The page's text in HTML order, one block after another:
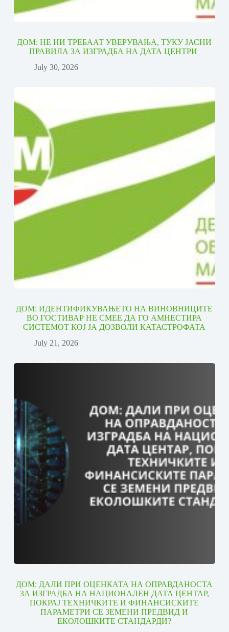
ДОМ: НЕ НИ ТРЕБААТ УВЕРУВАЊА, ТУКУ ЈАСНИ
ПРАВИЛА ЗА ИЗГРАДБА НА ДАТА ЦЕНТРИ
July 30, 2026
ДОМ: ИДЕНТИФИКУВАЊЕТО НА ВИНОВНИЦИТЕ
ВО ГОСТИВАР НЕ СМЕЕ ДА ГО АМНЕСТИРА
СИСТЕМОТ КОЈ ЈА ДОЗВОЛИ КАТАСТРОФАТА
July 21, 2026
ДОМ: ДАЛИ ПРИ ОЦЕНКАТА НА ОПРАВДАНОСТА
ЗА ИЗГРАДБА НА НАЦИОНАЛЕН ДАТА ЦЕНТАР,
ПОКРАЈ ТЕХНИЧКИТЕ И ФИНАНСИСКИТЕ
ПАРАМЕТРИ СЕ ЗЕМЕНИ ПРЕДВИД И
ЕКОЛОШКИТЕ СТАНДАРДИ?